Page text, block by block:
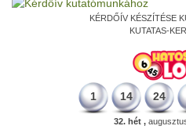
KÉRDŐÍV KÉSZÍTÉSE
KUTATAS-
1 14 24
32. hét ,